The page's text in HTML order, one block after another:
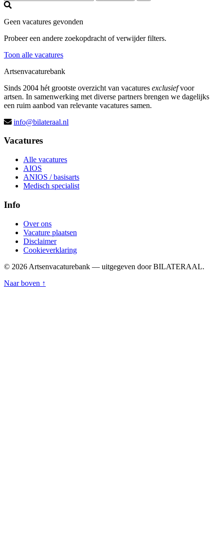
Geen vacatures gevonden
Probeer een andere zoekopdracht of verwijder filters.
Toon alle vacatures
Artsenvacaturebank
Sinds 2004 hét grootste overzicht van vacatures exclusiefvoor
artsen. In samenwerking met diverse partners brengen we dagelijks
een ruim aanbod van relevante vacatures samen.
info@bilateraal.nl
Vacatures
Alle vacatures
AIOS
ANIOS / basisarts
Medisch specialist
Info
Over ons
Vacature plaatsen
Disclaimer
Cookieverklaring
© 2026 Artsenvacaturebank — uitgegeven door BILATERAAL.
Naar boven ↑